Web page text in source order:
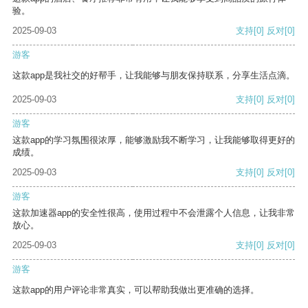
验。
2025-09-03
支持[0] 反对[0]
游客
这款app是我社交的好帮手，让我能够与朋友保持联系，分享生活点滴。
2025-09-03 支持[0] 反对[0]
游客
这款app的学习氛围很浓厚，能够激励我不断学习，让我能够取得更好的
成绩。
2025-09-03
支持[0] 反对[0]
游客
这款加速器app的安全性很高，使用过程中不会泄露个人信息，让我非常
放心。
2025-09-03
支持[0] 反对[0]
游客
这款app的用户评论非常真实，可以帮助我做出更准确的选择。